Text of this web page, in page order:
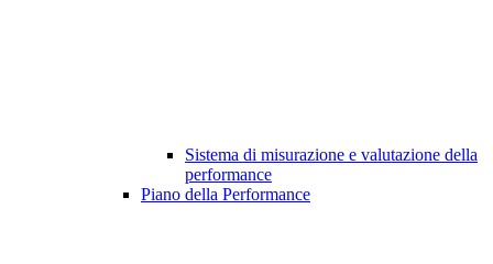
Sistema di misurazione e valutazione della
performance
Piano della Performance